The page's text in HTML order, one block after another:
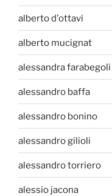
alberto d'ottavi
alberto mucignat
alessandra farabegoli
alessandro baffa
alessandro bonino
alessandro gilioli
alessandro torriero
alessio jacona